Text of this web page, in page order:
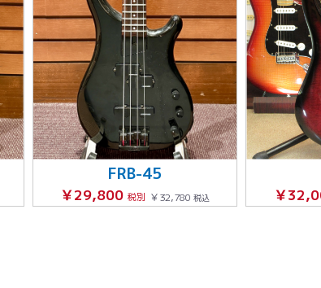
FRB-45
￥29,800 税別 ￥32,780 税込 ￥